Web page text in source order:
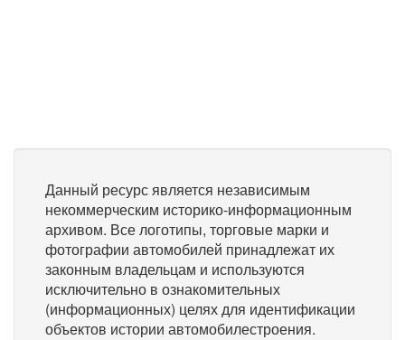
Данный ресурс является независимым
некоммерческим историко-информационным
архивом. Все логотипы, торговые марки и
фотографии автомобилей принадлежат их
законным владельцам и используются
исключительно в ознакомительных
(информационных) целях для идентификации
объектов истории автомобилестроения.